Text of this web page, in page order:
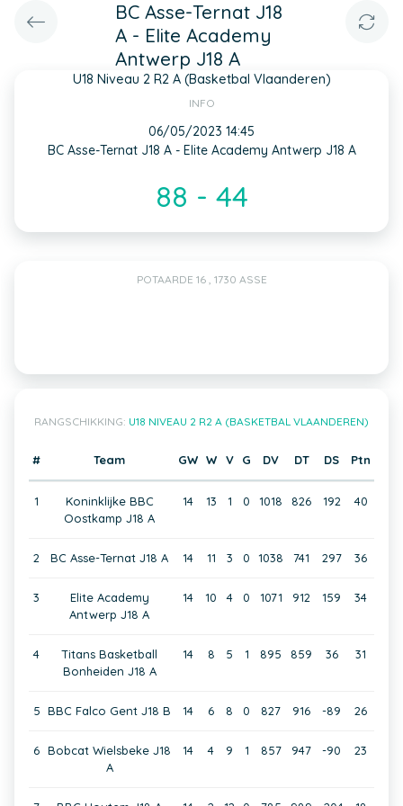
BC Asse-Ternat J18
A - Elite Academy
Antwerp J18 A
U18 Niveau 2 R2 A (Basketbal Vlaanderen)
INFO
06/05/2023 14:45
BC Asse-Ternat J18 A - Elite Academy Antwerp J18 A
88 - 44
POTAARDE 16 , 1730 ASSE
RANGSCHIKKING: U18 NIVEAU 2 R2 A (BASKETBAL VLAANDEREN)
# Team GW W V G DV DT DS Ptn
1
Koninklijke BBC
Oostkamp J18 A
14 13 1 0 1018 826 192 40
2 BC Asse-Ternat J18 A 14 11 3 0 1038 741 297 36
3
Elite Academy
Antwerp J18 A
14 10 4 0 1071 912 159 34
4
Titans Basketball
Bonheiden J18 A
14 8 5 1 895 859 36 31
5 BBC Falco Gent J18 B 14 6 8 0 827 916 -89 26
6 Bobcat Wielsbeke J18
A
14 4 9 1 857 947 -90 23